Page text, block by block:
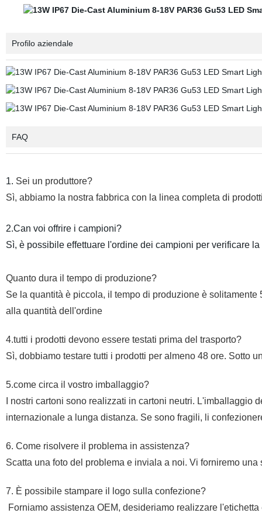
Profilo aziendale
FAQ
1. Sei un produttore?
Sì, abbiamo la nostra fabbrica con la linea completa di
2.Can voi offrire i campioni?
Sì, è possibile effettuare l'ordine dei campioni per verificare
Quanto dura il tempo di produzione?
Se la quantità è piccola, il tempo di produzione è
alla quantità dell'ordine
4.tutti i prodotti devono essere testati prima del trasporto?
Sì, dobbiamo testare tutti i prodotti per almeno 48 ore. Sotto
5.come circa il vostro imballaggio?
I nostri cartoni sono realizzati in cartoni neutri. L'imballaggio
internazionale a lunga distanza. Se sono fragili, li
6. Come risolvere il problema in assistenza?
Scatta una foto del problema e inviala a noi. Vi forniremo
7. È possibile stampare il logo sulla confezione?
Forniamo assistenza OEM, desideriamo realizzare